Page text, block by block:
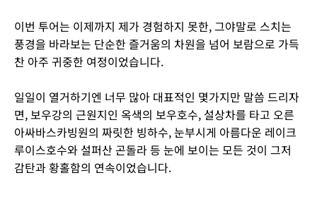
이번 투어는 이제까지 제가 경험하지 못한, 그야말로 스치는
풍경을 바라보는 단순한 즐거움의 차원을 넘어 보람으로 가득
찬 아주 귀중한 여정이었습니다.
일일이 열거하기엔 너무 많아 대표적인 몇가지만 말씀 드리자
면, 보우강의 근원지인 옥색의 보우호수, 설상차를 타고 오른
아싸바스카빙원의 짜릿한 빙하수, 눈부시게 아름다운 레이크
루이스호수와 설퍼산 곤돌라 등 눈에 보이는 모든 것이 그저
감탄과 황홀함의 연속이었습니다.